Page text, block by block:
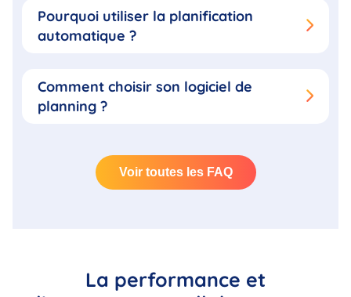
Pourquoi utiliser la planification
automatique ?
Comment choisir son logiciel de
planning ?
Voir toutes les FAQ
La performance et